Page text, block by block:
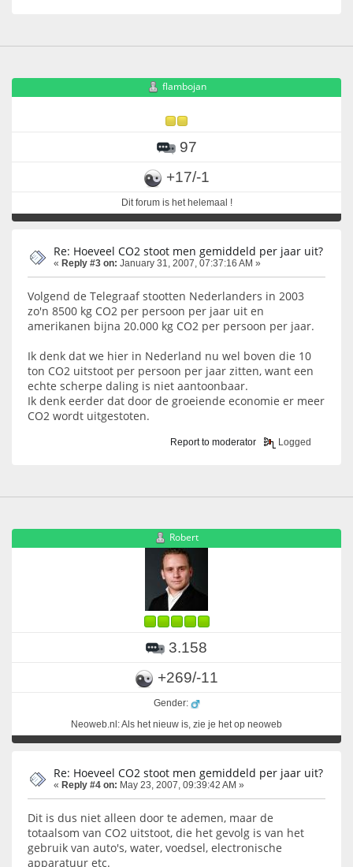
flambojan
97
+17/-1
Dit forum is het helemaal !
Re: Hoeveel CO2 stoot men gemiddeld per jaar uit?
« Reply #3 on: January 31, 2007, 07:37:16 AM »
Volgend de Telegraaf stootten Nederlanders in 2003
zo'n 8500 kg CO2 per persoon per jaar uit en
amerikanen bijna 20.000 kg CO2 per persoon per jaar.
Ik denk dat we hier in Nederland nu wel boven die 10
ton CO2 uitstoot per persoon per jaar zitten, want een
echte scherpe daling is niet aantoonbaar.
Ik denk eerder dat door de groeiende economie er meer
CO2 wordt uitgestoten.
Report to moderator Logged
Robert
3.158
+269/-11
Gender:
Neoweb.nl: Als het nieuw is, zie je het op neoweb
Re: Hoeveel CO2 stoot men gemiddeld per jaar uit?
« Reply #4 on: May 23, 2007, 09:39:42 AM »
Dit is dus niet alleen door te ademen, maar de
totaalsom van CO2 uitstoot, die het gevolg is van het
gebruik van auto's, water, voedsel, electronische
apparatuur etc.